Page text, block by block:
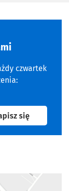
czwartek
sięna